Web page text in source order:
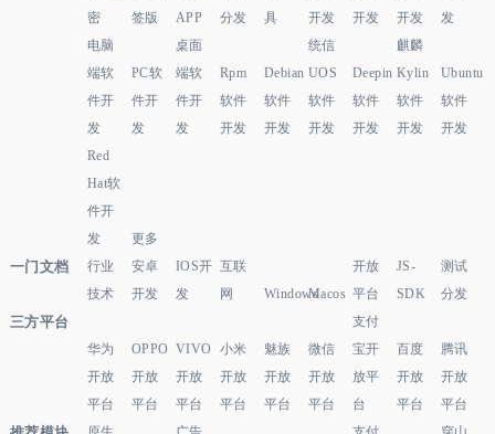
密
签版
APP
分发
具
开发
开发
开发
发
电脑
端软
件开
发
PC软
件开
发
桌面
端软
件开
发
Rpm
软件
开发
Debian
软件
开发
统信
UOS
软件
开发
Deepin
软件
开发
麒麟
Kylin
软件
开发
Ubuntu
软件
开发
Red
Hat软
件开
发
更多
一门文档
行业
技术
安卓
开发
IOS开
发
互联
网
WindowsMacos
开放
平台
JS-
SDK
测试
分发
三方平台
华为
开放
平台
OPPO
开放
平台
VIVO
开放
平台
小米
开放
平台
魅族
开放
平台
微信
开放
平台
支付
宝开
放平
台
百度
开放
平台
腾讯
开放
平台